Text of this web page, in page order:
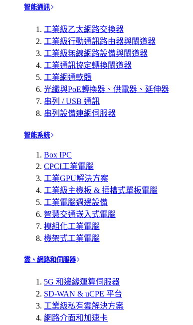
智能通訊
工業級乙太網路交換器
工業級行動通訊路由器與閘道器
工業級無線網路設備與閘道器
工業通訊協定轉換閘道器
工業網通軟體
光纖與PoE轉換器、供電器、延伸器
串列 / USB 通訊
串列設備連網伺服器
智能系統
Box IPC
CPCI工業電腦
工業GPU解決方案
工業級主機板 & 插槽式單板電腦
工業電腦週邊設備
智慧交通嵌入式電腦
模組化工業電腦
機架式工業電腦
雲、網路和伺服器
5G 和邊緣運算伺服器
SD-WAN & uCPE 平台
工業級私有雲解決方案
網路介面和加速卡